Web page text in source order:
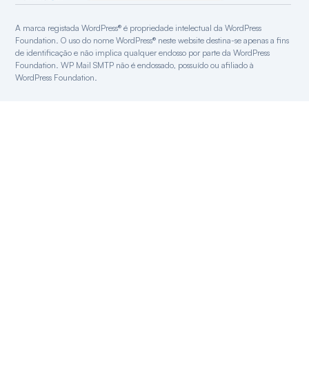
Integração Zoho Mail
Integração Mandrill
Reenviar Integração
A marca registada WordPress® é propriedade intelectual da WordPress
Foundation. O uso do nome WordPress® neste website destina-se apenas a fins
de identificação e não implica qualquer endosso por parte da WordPress
Foundation. WP Mail SMTP não é endossado, possuído ou afiliado à
WordPress Foundation.